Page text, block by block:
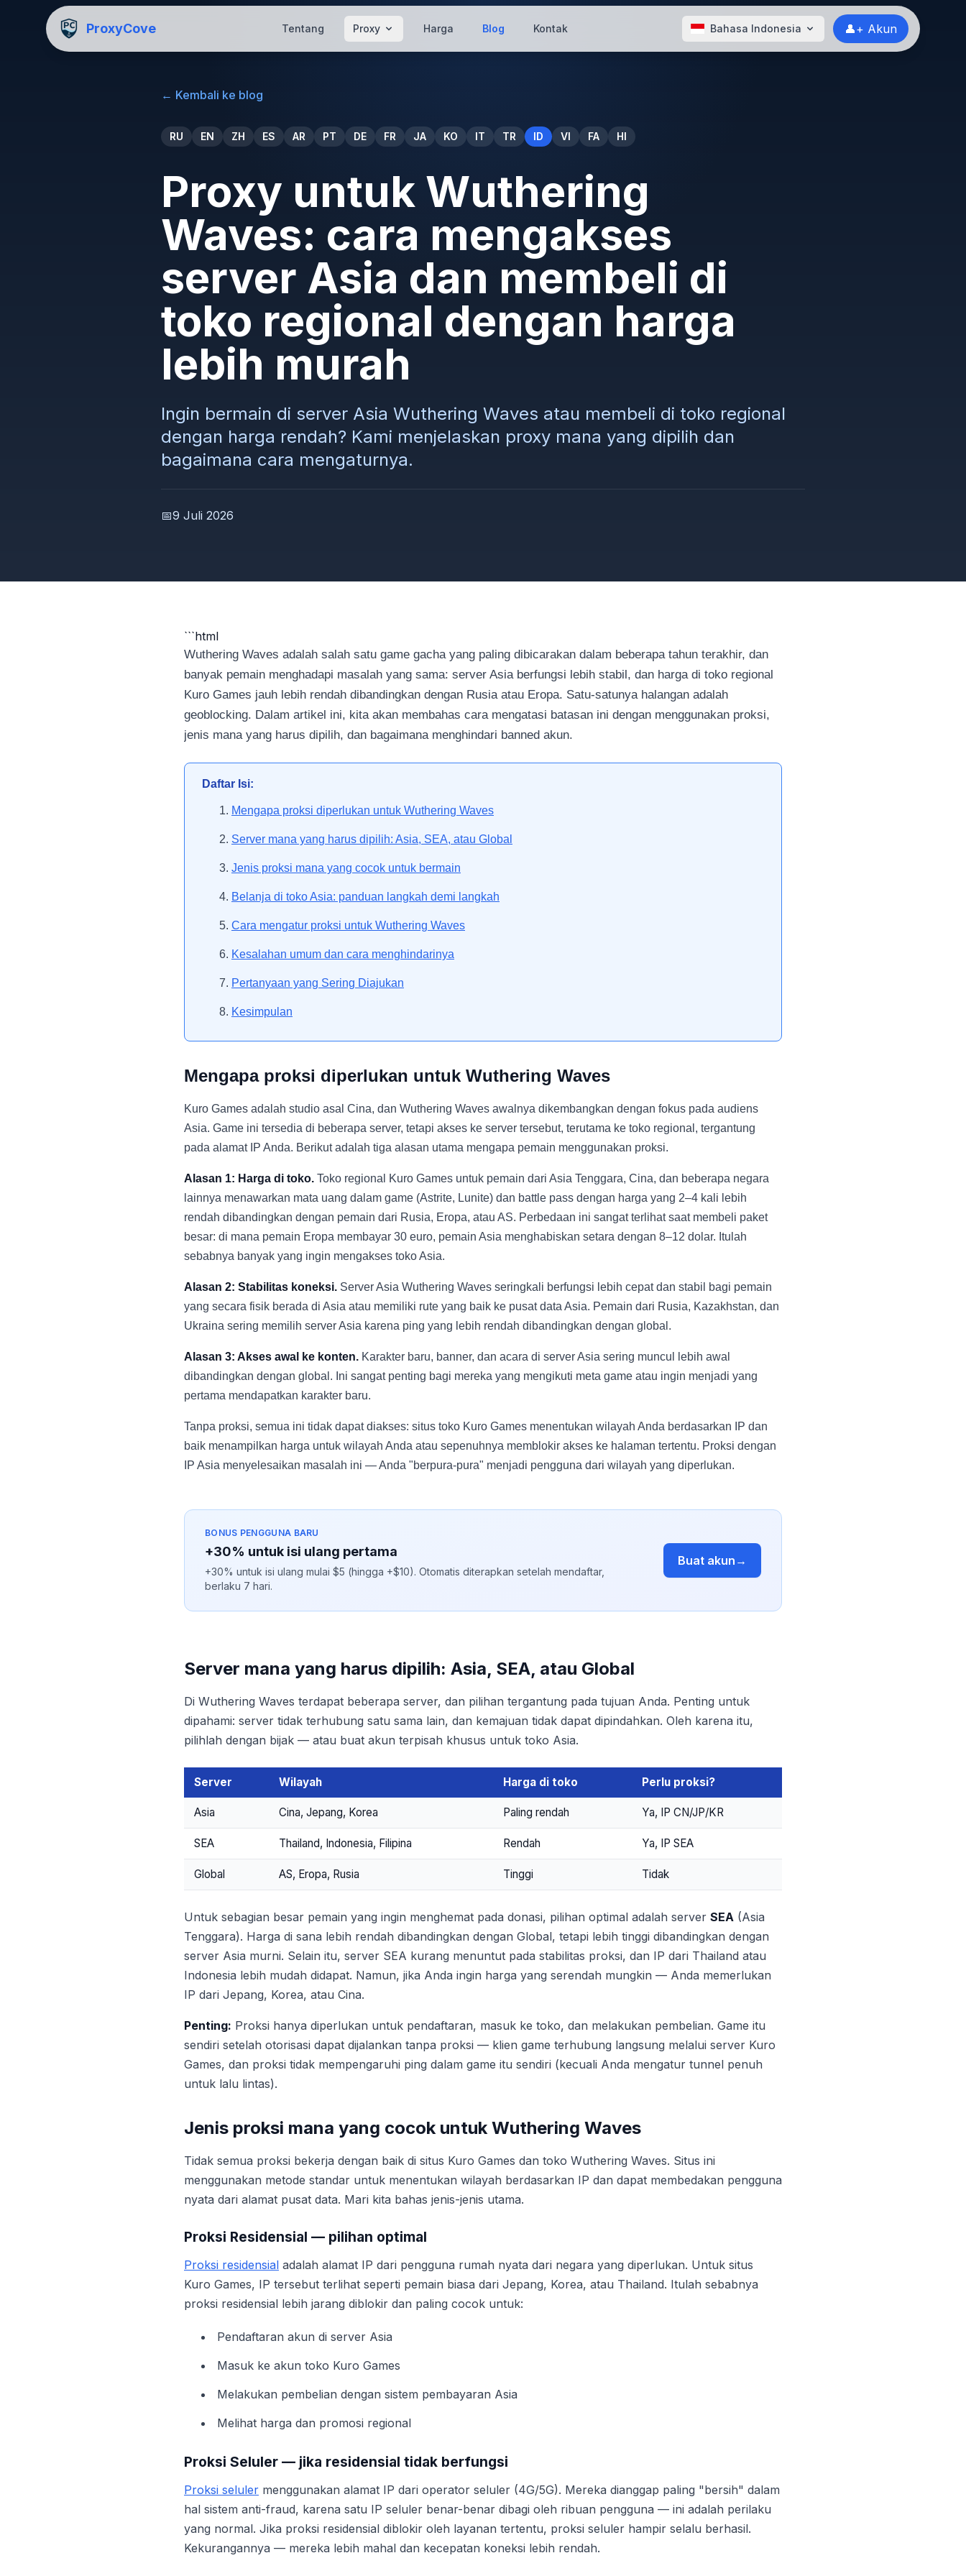
ProxyCove Tentang Proxy Harga Blog Kontak Bahasa Indonesia 👤+ Akun
← Kembali ke blog
RU EN ZH ES AR PT DE FR JA KO IT TR ID VI FA HI
Proxy untuk Wuthering
Waves: cara mengakses
server Asia dan membeli di
toko regional dengan harga
lebih murah
Ingin bermain di server Asia Wuthering Waves atau membeli di toko regional
dengan harga rendah? Kami menjelaskan proxy mana yang dipilih dan
bagaimana cara mengaturnya.
📅9 Juli 2026
```html
Wuthering Waves adalah salah satu game gacha yang paling dibicarakan dalam beberapa tahun terakhir, dan
banyak pemain menghadapi masalah yang sama: server Asia berfungsi lebih stabil, dan harga di toko regional
Kuro Games jauh lebih rendah dibandingkan dengan Rusia atau Eropa. Satu-satunya halangan adalah
geoblocking. Dalam artikel ini, kita akan membahas cara mengatasi batasan ini dengan menggunakan proksi,
jenis mana yang harus dipilih, dan bagaimana menghindari banned akun.
Daftar Isi:
Mengapa proksi diperlukan untuk Wuthering Waves
Server mana yang harus dipilih: Asia, SEA, atau Global
Jenis proksi mana yang cocok untuk bermain
Belanja di toko Asia: panduan langkah demi langkah
Cara mengatur proksi untuk Wuthering Waves
Kesalahan umum dan cara menghindarinya
Pertanyaan yang Sering Diajukan
Kesimpulan
Mengapa proksi diperlukan untuk Wuthering Waves
Kuro Games adalah studio asal Cina, dan Wuthering Waves awalnya dikembangkan dengan fokus pada audiens
Asia. Game ini tersedia di beberapa server, tetapi akses ke server tersebut, terutama ke toko regional, tergantung
pada alamat IP Anda. Berikut adalah tiga alasan utama mengapa pemain menggunakan proksi.
Alasan 1: Harga di toko. Toko regional Kuro Games untuk pemain dari Asia Tenggara, Cina, dan beberapa negara
lainnya menawarkan mata uang dalam game (Astrite, Lunite) dan battle pass dengan harga yang 2–4 kali lebih
rendah dibandingkan dengan pemain dari Rusia, Eropa, atau AS. Perbedaan ini sangat terlihat saat membeli paket
besar: di mana pemain Eropa membayar 30 euro, pemain Asia menghabiskan setara dengan 8–12 dolar. Itulah
sebabnya banyak yang ingin mengakses toko Asia.
Alasan 2: Stabilitas koneksi. Server Asia Wuthering Waves seringkali berfungsi lebih cepat dan stabil bagi pemain
yang secara fisik berada di Asia atau memiliki rute yang baik ke pusat data Asia. Pemain dari Rusia, Kazakhstan, dan
Ukraina sering memilih server Asia karena ping yang lebih rendah dibandingkan dengan global.
Alasan 3: Akses awal ke konten. Karakter baru, banner, dan acara di server Asia sering muncul lebih awal
dibandingkan dengan global. Ini sangat penting bagi mereka yang mengikuti meta game atau ingin menjadi yang
pertama mendapatkan karakter baru.
Tanpa proksi, semua ini tidak dapat diakses: situs toko Kuro Games menentukan wilayah Anda berdasarkan IP dan
baik menampilkan harga untuk wilayah Anda atau sepenuhnya memblokir akses ke halaman tertentu. Proksi dengan
IP Asia menyelesaikan masalah ini — Anda "berpura-pura" menjadi pengguna dari wilayah yang diperlukan.
BONUS PENGGUNA BARU
+30% untuk isi ulang pertama
+30% untuk isi ulang mulai $5 (hingga +$10). Otomatis diterapkan setelah mendaftar,
berlaku 7 hari.
Buat akun →
Server mana yang harus dipilih: Asia, SEA, atau Global
Di Wuthering Waves terdapat beberapa server, dan pilihan tergantung pada tujuan Anda. Penting untuk
dipahami: server tidak terhubung satu sama lain, dan kemajuan tidak dapat dipindahkan. Oleh karena itu,
pilihlah dengan bijak — atau buat akun terpisah khusus untuk toko Asia.
Server Wilayah Harga di toko Perlu proksi?
Asia Cina, Jepang, Korea Paling rendah Ya, IP CN/JP/KR
SEA Thailand, Indonesia, Filipina Rendah Ya, IP SEA
Global AS, Eropa, Rusia Tinggi Tidak
Untuk sebagian besar pemain yang ingin menghemat pada donasi, pilihan optimal adalah server SEA (Asia
Tenggara). Harga di sana lebih rendah dibandingkan dengan Global, tetapi lebih tinggi dibandingkan dengan
server Asia murni. Selain itu, server SEA kurang menuntut pada stabilitas proksi, dan IP dari Thailand atau
Indonesia lebih mudah didapat. Namun, jika Anda ingin harga yang serendah mungkin — Anda memerlukan
IP dari Jepang, Korea, atau Cina.
Penting: Proksi hanya diperlukan untuk pendaftaran, masuk ke toko, dan melakukan pembelian. Game itu
sendiri setelah otorisasi dapat dijalankan tanpa proksi — klien game terhubung langsung melalui server Kuro
Games, dan proksi tidak mempengaruhi ping dalam game itu sendiri (kecuali Anda mengatur tunnel penuh
untuk lalu lintas).
Jenis proksi mana yang cocok untuk Wuthering Waves
Tidak semua proksi bekerja dengan baik di situs Kuro Games dan toko Wuthering Waves. Situs ini
menggunakan metode standar untuk menentukan wilayah berdasarkan IP dan dapat membedakan pengguna
nyata dari alamat pusat data. Mari kita bahas jenis-jenis utama.
Proksi Residensial — pilihan optimal
Proksi residensial adalah alamat IP dari pengguna rumah nyata dari negara yang diperlukan. Untuk situs
Kuro Games, IP tersebut terlihat seperti pemain biasa dari Jepang, Korea, atau Thailand. Itulah sebabnya
proksi residensial lebih jarang diblokir dan paling cocok untuk:
Pendaftaran akun di server Asia
Masuk ke akun toko Kuro Games
Melakukan pembelian dengan sistem pembayaran Asia
Melihat harga dan promosi regional
Proksi Seluler — jika residensial tidak berfungsi
Proksi seluler menggunakan alamat IP dari operator seluler (4G/5G). Mereka dianggap paling "bersih" dalam
hal sistem anti-fraud, karena satu IP seluler benar-benar dibagi oleh ribuan pengguna — ini adalah perilaku
yang normal. Jika proksi residensial diblokir oleh layanan tertentu, proksi seluler hampir selalu berhasil.
Kekurangannya — mereka lebih mahal dan kecepatan koneksi lebih rendah.